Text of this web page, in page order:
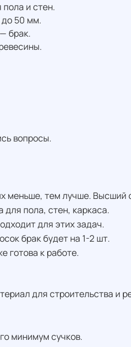
и стен.
50 мм.
брак.
вопросы.
меньше, тем лучше. Высший
пола, стен, каркаса.
для этих задач.
брак будет на 1-2 шт.
готова к работе.
для строительства и
минимум сучков.